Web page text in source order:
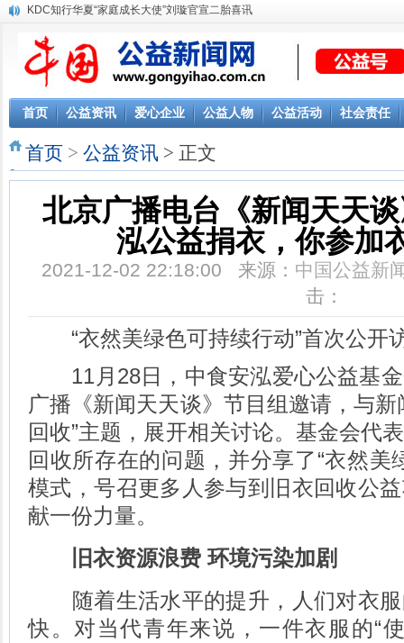
KDC知行华夏“家庭成长大使”刘璇官宣二胎喜讯
首页 公益资讯 爱心企业 公益人物 公益活动 社会责任
首页 > 公益资讯 > 正文
北京广播电台《新闻天天
泓公益捐衣，你参加
2021-12-02 22:18:00 来源： 中国公益新
击：
“衣然美绿色可持续行动”首次公开
11月28日，中食安泓爱心公益基金
广播《新闻天天谈》节目组邀请，与
回收”主题，展开相关讨论。基金会代
回收所存在的问题，并分享了“衣然美
模式，号召更多人参与到旧衣回收公
献一份力量。
旧衣资源浪费 环境污染加剧
随着生活水平的提升，人们对衣服
快。对当代青年来说，一件衣服的“